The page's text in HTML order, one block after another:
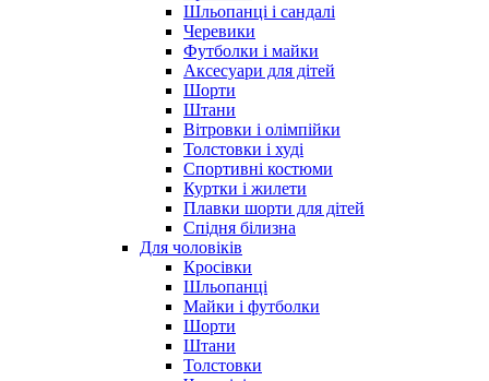
Шльопанці і сандалі
Черевики
Футболки і майки
Аксесуари для дітей
Шорти
Штани
Вітровки і олімпійки
Толстовки і худі
Спортивні костюми
Куртки і жилети
Плавки шорти для дітей
Спідня білизна
Для чоловіків
Кросівки
Шльопанці
Майки і футболки
Шорти
Штани
Толстовки